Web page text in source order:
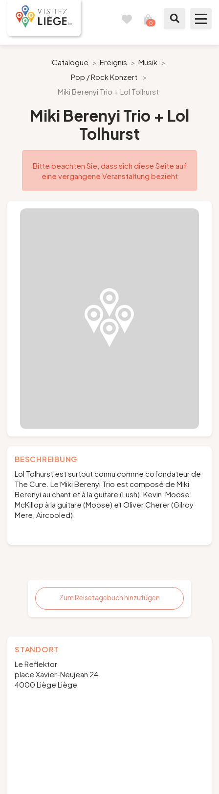
0
Wie ein Bürger von Lüttich
Meinen Aufenthalt vorbereiten
Stadt Lüttich
Presse
Catalogue > Ereignis > Musik >
Pop / Rock Konzert
>
Miki Berenyi Trio + Lol Tolhurst
Miki Berenyi Trio + Lol
Tolhurst
Bitte beachten Sie, dass sich diese Seite auf
eine vergangene Veranstaltung bezieht
BESCHREIBUNG
Lol Tolhurst est surtout connu comme cofondateur de
The Cure. Le Miki Berenyi Trio est composé de Miki
Berenyi au chant et à la guitare (Lush), Kevin ‘Moose’
McKillop à la guitare (Moose) et Oliver Cherer (Gilroy
Mere, Aircooled).
Zum Reisetagebuch hinzufügen
STANDORT
Le Reflektor
place Xavier-Neujean 24
4000 Liège Liège